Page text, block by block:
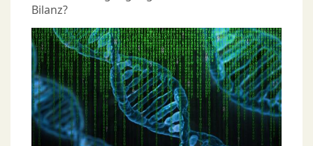
Bilanz?